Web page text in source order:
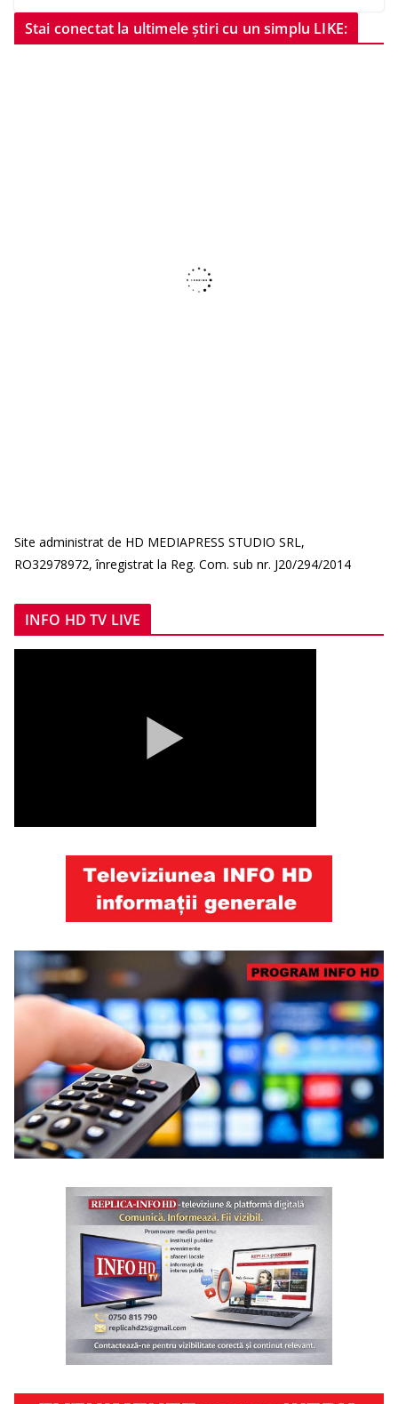
Stai conectat la ultimele știri cu un simplu LIKE:
Site administrat de HD MEDIAPRESS STUDIO SRL,
RO32978972, înregistrat la Reg. Com. sub nr. J20/294/2014
INFO HD TV LIVE